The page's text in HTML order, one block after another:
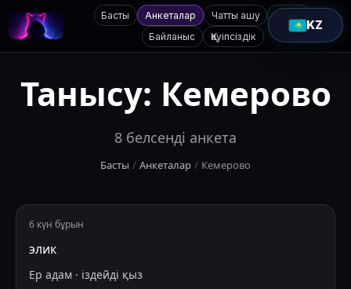
Басты Анкеталар Чатты ашу
Қолдау
Байланыс
Қауіпсіздік
KZ
Танысу: Кемерово
8 белсенді анкета
Басты / Анкеталар / Кемерово
6 күн бұрын
элик
Ер адам · іздейді қыз